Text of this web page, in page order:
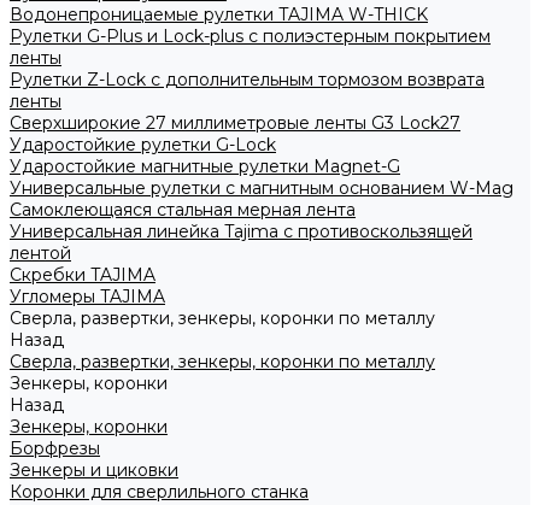
Водонепроницаемые рулетки TAJIMA W-THICK
Рулетки G-Plus и Lock-plus с полиэстерным покрытием
ленты
Рулетки Z-Lock с дополнительным тормозом возврата
ленты
Сверхширокие 27 миллиметровые ленты G3 Lock27
Ударостойкие рулетки G-Lock
Ударостойкие магнитные рулетки Magnet-G
Универсальные рулетки с магнитным основанием W-Mag
Самоклеющаяся стальная мерная лента
Универсальная линейка Tajima с противоскользящей
лентой
Скребки TAJIMA
Угломеры TAJIMA
Сверла, развертки, зенкеры, коронки по металлу
Назад
Сверла, развертки, зенкеры, коронки по металлу
Зенкеры, коронки
Назад
Зенкеры, коронки
Борфрезы
Зенкеры и циковки
Коронки для сверлильного станка